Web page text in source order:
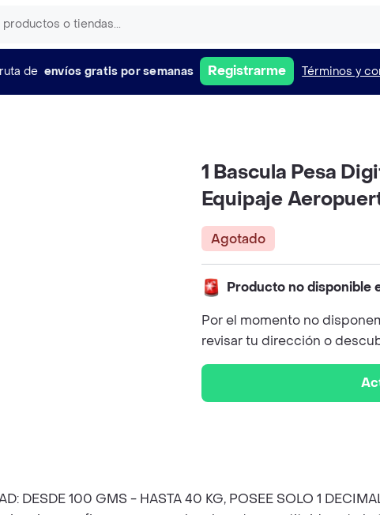
de envíos gratis por semanas Registrarme Términos y
1 Bascula Pesa
Equipaje
Agotado
Producto no disponible
Por el momento no
revisar tu dirección o
DESDE 100 GMS - HASTA 40 KG, POSEE SOLO 1